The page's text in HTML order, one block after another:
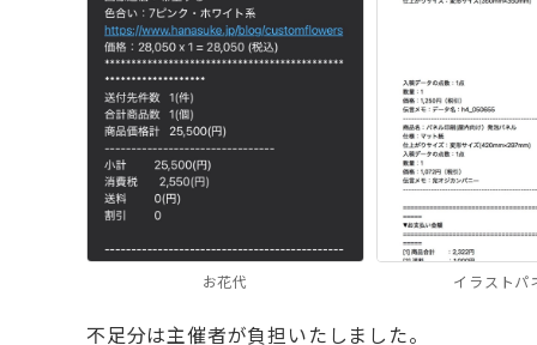
お花代 イラストパ
不足分は主催者が負担いたしました。